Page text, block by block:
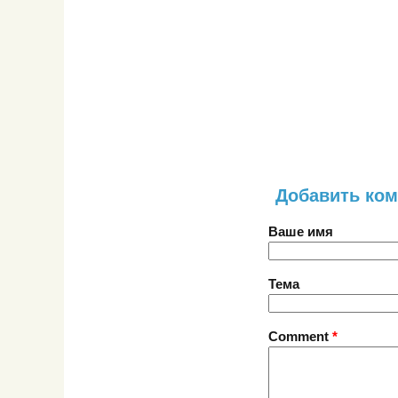
Добавить
Ваше имя
Тема
Comment *